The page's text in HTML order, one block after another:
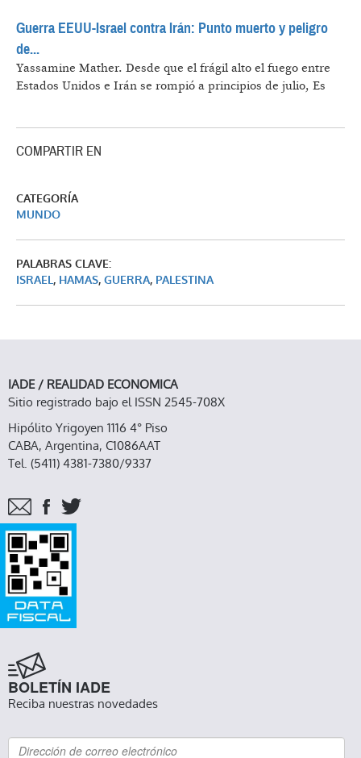
Guerra EEUU-Israel contra Irán: Punto muerto y peligro
de...
Yassamine Mather. Desde que el frágil alto el fuego entre
Estados Unidos e Irán se rompió a principios de julio, Es
COMPARTIR EN
CATEGORÍA
MUNDO
PALABRAS CLAVE:
ISRAEL, HAMAS, GUERRA, PALESTINA
IADE / REALIDAD ECONOMICA
Sitio registrado bajo el ISSN 2545-708X
Hipólito Yrigoyen 1116 4° Piso
CABA, Argentina, C1086AAT
Tel. (5411) 4381-7380/9337
BOLETÍN IADE
Reciba nuestras novedades